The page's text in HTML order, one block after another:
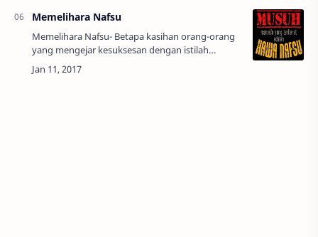
Memelihara Nafsu
Memelihara Nafsu- Betapa kasihan orang-orang
yang mengejar kesuksesan dengan istilah
mencari kenikmatan di hari tua yang belum pasti
kita jalani sampai hari tua, atau mengejar ija…